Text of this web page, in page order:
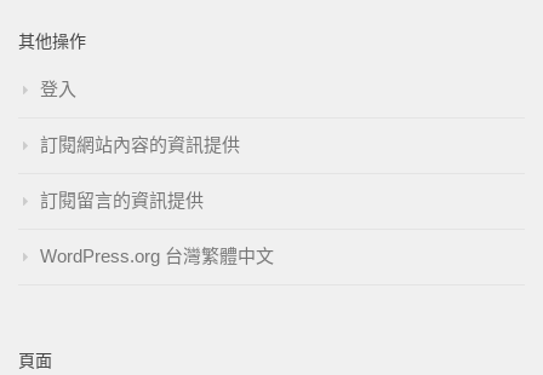
其他操作
登入
訂閱網站內容的資訊提供
訂閱留言的資訊提供
WordPress.org 台灣繁體中文
頁面